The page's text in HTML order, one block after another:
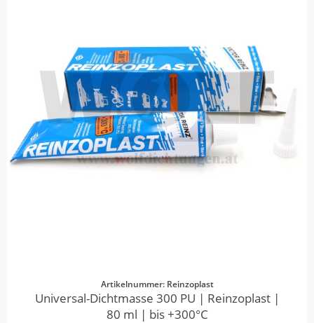
Artikelnummer: Reinzoplast
Universal-Dichtmasse 300 PU | Reinzoplast |
80 ml | bis +300°C